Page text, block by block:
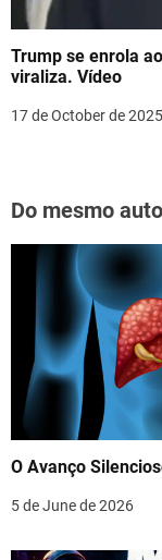
Trump se enrola
viraliza. Vídeo
17 de October de 2025
Do mesmo
O Avanço
5 de June de 2026